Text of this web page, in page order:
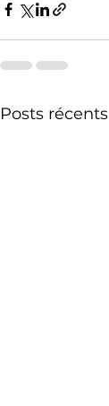
Posts récents